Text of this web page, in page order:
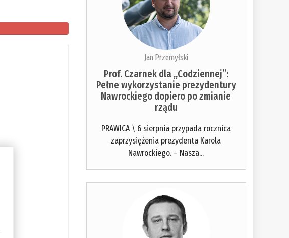
Jan Przemyłski
Prof. Czarnek dla „Codziennej”:
Pełne wykorzystanie prezydentury
Nawrockiego dopiero po zmianie
rządu
PRAWICA \ 6 sierpnia przypada rocznica
zaprzysiężenia prezydenta Karola
Nawrockiego. – Nasza...